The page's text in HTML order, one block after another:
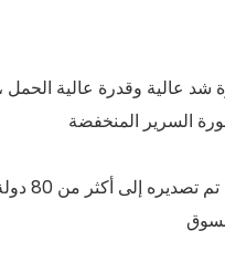
شد عالية وقدرة عالية